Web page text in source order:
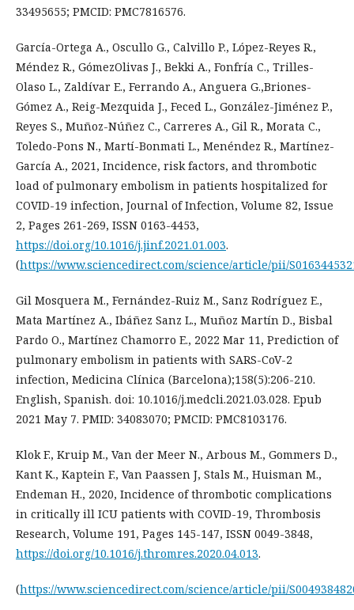
33495655; PMCID: PMC7816576.
García-Ortega A., Oscullo G., Calvillo P., López-Reyes R.,
Méndez R., GómezOlivas J., Bekki A., Fonfría C., Trilles-
Olaso L., Zaldívar E., Ferrando A., Anguera G.,Briones-
Gómez A., Reig-Mezquida J., Feced L., González-Jiménez P.,
Reyes S., Muñoz-Núñez C., Carreres A., Gil R., Morata C.,
Toledo-Pons N., Martí-Bonmati L., Menéndez R., Martínez-
García A., 2021, Incidence, risk factors, and thrombotic
load of pulmonary embolism in patients hospitalized for
COVID-19 infection, Journal of Infection, Volume 82, Issue
2, Pages 261-269, ISSN 0163-4453,
https://doi.org/10.1016/j.jinf.2021.01.003.
(https://www.sciencedirect.com/science/article/pii/
Gil Mosquera M., Fernández-Ruiz M., Sanz Rodríguez E.,
Mata Martínez A., Ibáñez Sanz L., Muñoz Martín D., Bisbal
Pardo O., Martínez Chamorro E., 2022 Mar 11, Prediction of
pulmonary embolism in patients with SARS-CoV-2
infection, Medicina Clínica (Barcelona);158(5):206-210.
English, Spanish. doi: 10.1016/j.medcli.2021.03.028. Epub
2021 May 7. PMID: 34083070; PMCID: PMC8103176.
Klok F., Kruip M., Van der Meer N., Arbous M., Gommers D.,
Kant K., Kaptein F., Van Paassen J, Stals M., Huisman M.,
Endeman H., 2020, Incidence of thrombotic complications
in critically ill ICU patients with COVID-19, Thrombosis
Research, Volume 191, Pages 145-147, ISSN 0049-3848,
https://doi.org/10.1016/j.thromres.2020.04.013.
(https://www.sciencedirect.com/science/article/pii/